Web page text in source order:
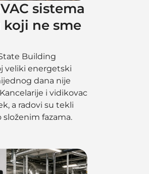
sistema
ne sme
Building
veliki energetski
dana nije
i vidikovac
a radovi su tekli
složenim fazama.